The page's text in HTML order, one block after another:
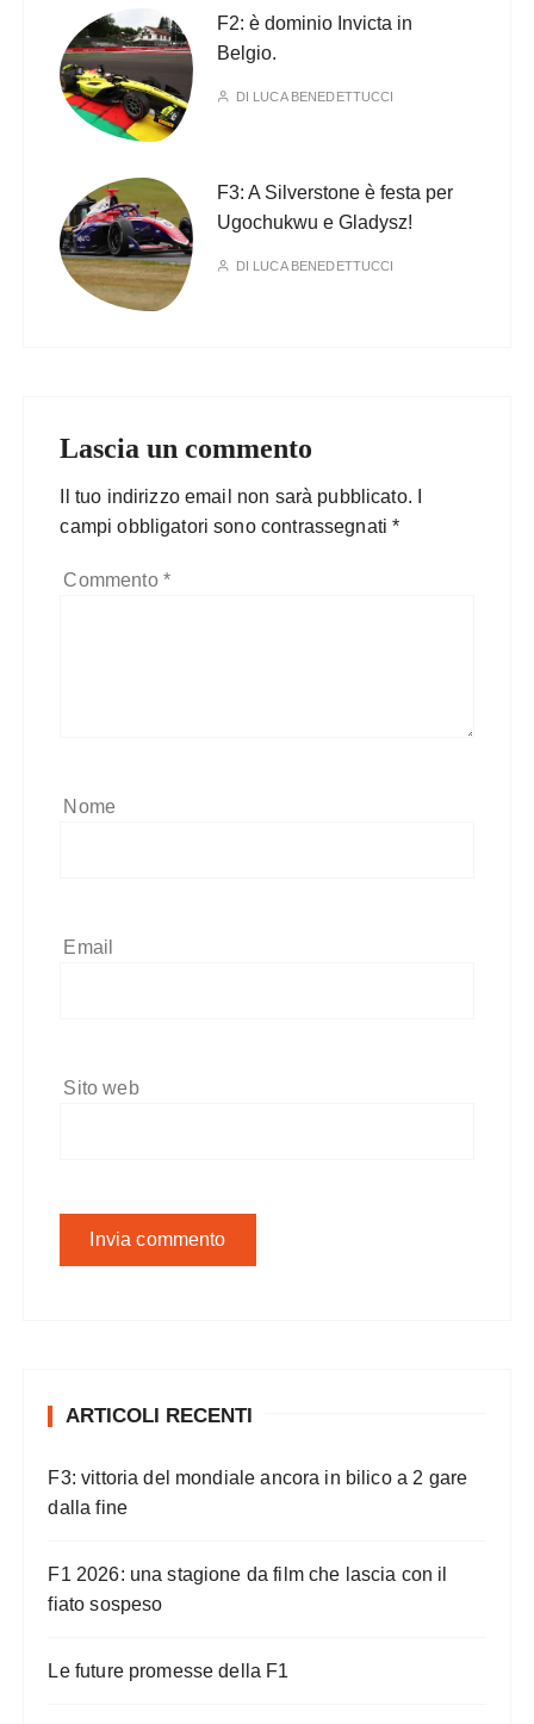
F2: è dominio Invicta in
Belgio.
DI LUCA BENEDETTUCCI
F3: A Silverstone è festa per
Ugochukwu e Gladysz!
DI LUCA BENEDETTUCCI
Lascia un commento
Il tuo indirizzo email non sarà pubblicato.
campi obbligatori sono contrassegnati*
Commento *
Nome
Email
Sito web
ARTICOLI RECENTI
F3: vittoria del mondiale ancora in bilico a 2 gare
dalla fine
F1 2026: una stagione da film che lascia con il
fiato sospeso
Le future promesse della F1